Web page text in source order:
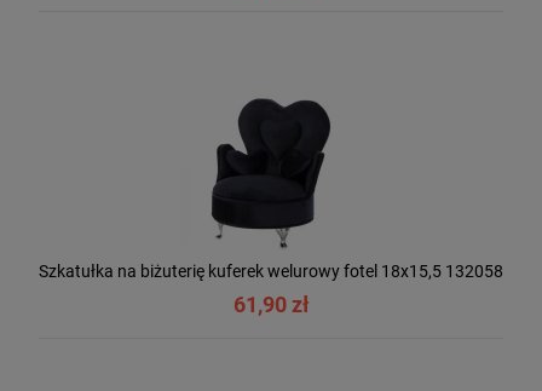
Szkatułka na biżuterię kuferek welurowy fotel 18x15,5 132058
61,90 zł